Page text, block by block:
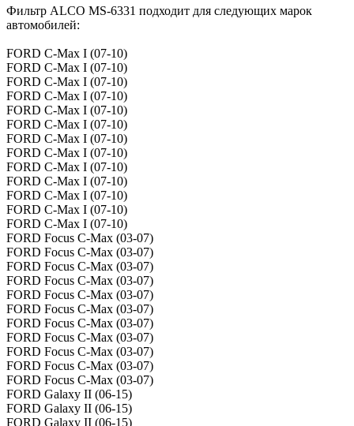
Фильтр ALCO MS-6331 подходит для следующих марок
автомобилей:
FORD C-Max I (07-10)
FORD C-Max I (07-10)
FORD C-Max I (07-10)
FORD C-Max I (07-10)
FORD C-Max I (07-10)
FORD C-Max I (07-10)
FORD C-Max I (07-10)
FORD C-Max I (07-10)
FORD C-Max I (07-10)
FORD C-Max I (07-10)
FORD C-Max I (07-10)
FORD C-Max I (07-10)
FORD C-Max I (07-10)
FORD Focus C-Max (03-07)
FORD Focus C-Max (03-07)
FORD Focus C-Max (03-07)
FORD Focus C-Max (03-07)
FORD Focus C-Max (03-07)
FORD Focus C-Max (03-07)
FORD Focus C-Max (03-07)
FORD Focus C-Max (03-07)
FORD Focus C-Max (03-07)
FORD Focus C-Max (03-07)
FORD Focus C-Max (03-07)
FORD Galaxy II (06-15)
FORD Galaxy II (06-15)
FORD Galaxy II (06-15)